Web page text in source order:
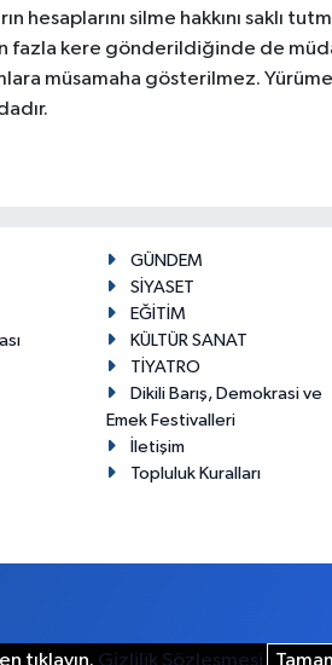
hesaplarını silme hakkını saklı
fazla kere gönderildiğinde de
müsamaha gösterilmez.
GÜNDEM
SİYASET
EĞİTİM
KÜLTÜR SANAT
TİYATRO
Dikili Barış, Demokrasi ve
Emek Festivalleri
İletişim
Topluluk Kuralları
tıklayın. Gizlilik Sözleşmesi